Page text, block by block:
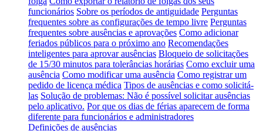
funcionários Sobre os períodos de antiguidade Perguntas
frequentes sobre as configurações de tempo livre Perguntas
frequentes sobre ausências e aprovações Como adicionar
feriados públicos para o próximo ano Recomendações
inteligentes para aprovar ausências Bloqueio de solicitações
de 15/30 minutos para tolerâncias horárias Como excluir uma
ausência Como modificar uma ausência Como registrar um
pedido de licença médica Tipos de ausências e como solicitá-
las Solução de problemas: Não é possível solicitar ausências
pelo aplicativo. Por que os dias de férias aparecem de forma
diferente para funcionários e administradores
Definições de ausências